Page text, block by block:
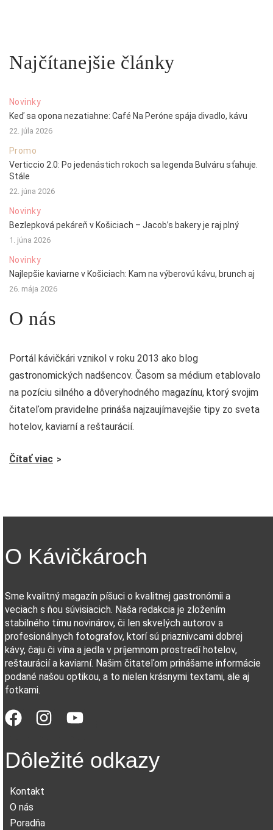
Najčítanejšie články
Novinky
Keď sa opona nezatiahne: Café Na Peróne spája divadlo, kávu
22. júla 2026
Promo
Verticcio 2.0: Po jedenástich rokoch sa legenda Bulváru sťahuje.
Stále
22. júna 2026
Novinky
Bezlepková pekáreň v Košiciach – Jacob’s bakery je raj plný
1. júna 2026
Novinky
Najlepšie kaviarne v Košiciach: Kam na výberovú kávu, brunch aj
26. mája 2026
O nás
Portál kávičkári vznikol v roku 2013 ako blog
gastronomických nadšencov. Časom sa médium etablovalo
na pozíciu silného a dôveryhodného magazínu, ktorý svojim
čitateľom pravidelne prináša najzaujímavejšie tipy zo sveta
hotelov, kaviarní a reštaurácií.
Čítať viac
O Kávičkároch
Sme kvalitný magazín píšuci o kvalitnej gastronómii a
veciach s ňou súvisiacich. Naša redakcia je zložením
stabilného tímu novinárov, či len skvelých autorov a
profesionálnych fotografov, ktorí sú priaznivcami dobrej
kávy, čaju či vína a jedla v príjemnom prostredí hotelov,
reštaurácií a kaviarní. Našim čitateľom prinášame informácie
podané našou optikou, a to nielen krásnymi textami, ale aj
fotkami.
Dôležité odkazy
Kontakt
O nás
Poradňa